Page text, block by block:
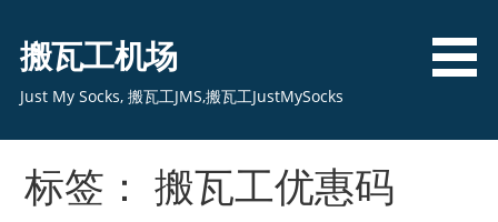
搬瓦工机场
Just My Socks, 搬瓦工JMS,搬瓦工JustMySocks
标签： 搬瓦工优惠码